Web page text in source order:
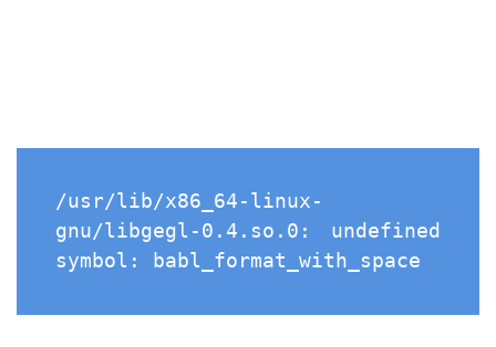
/usr/lib/x86_64-linux-
gnu/libgegl-0.4.so.0: undefined
symbol: babl_format_with_space